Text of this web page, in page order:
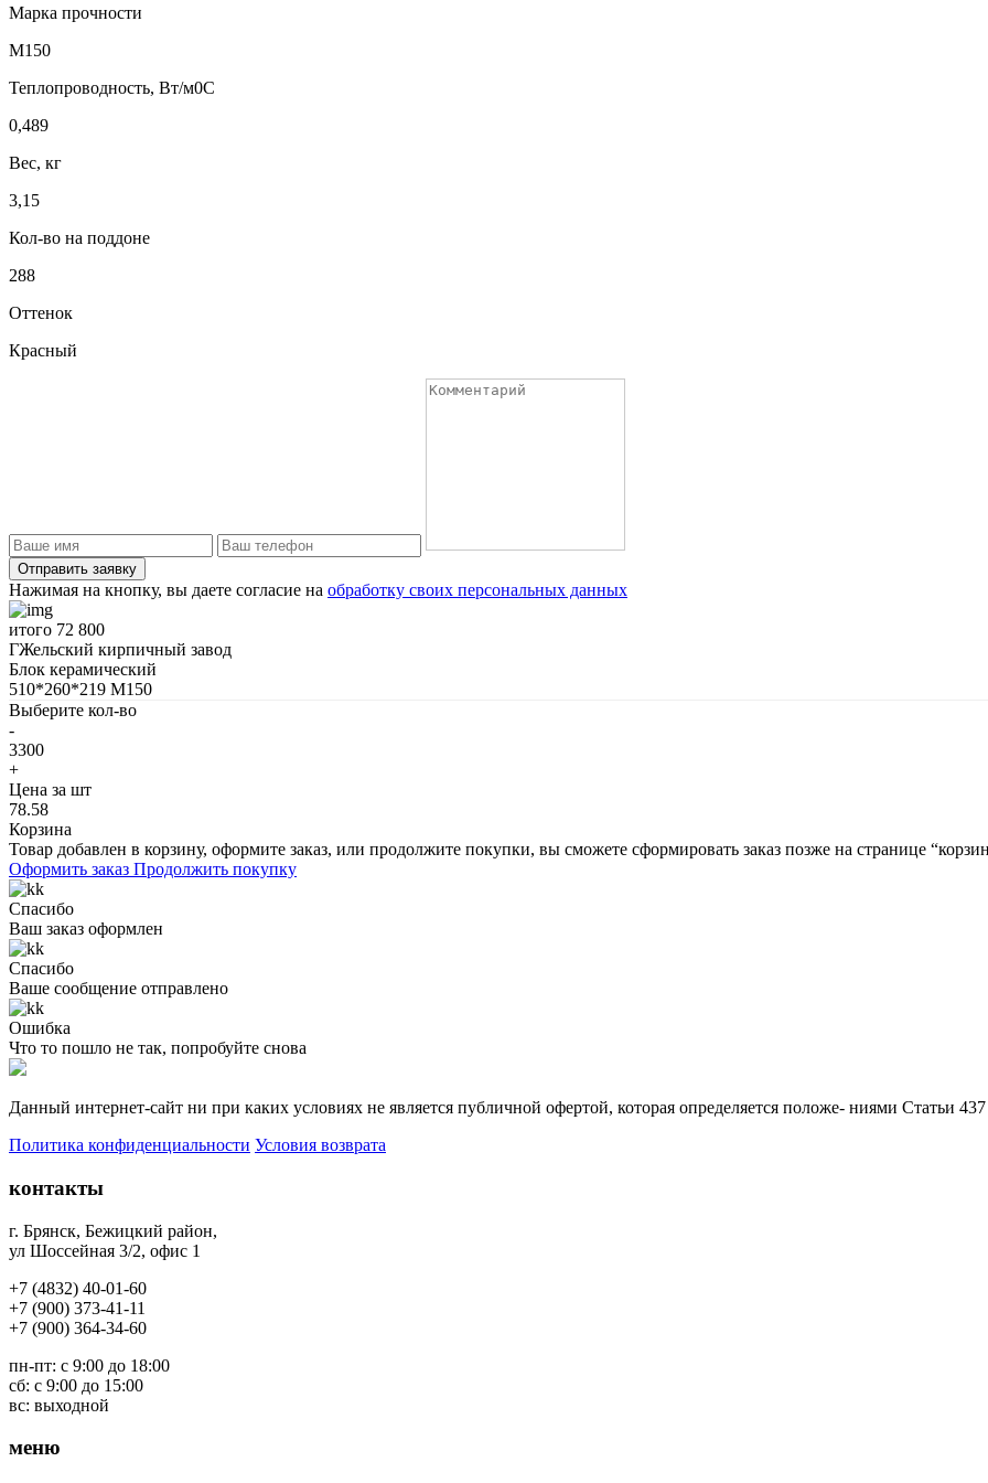
Марка прочности
М150
Теплопроводность, Вт/м0С
0,489
Вес, кг
3,15
Кол-во на поддоне
288
Оттенок
Красный
Нажимая на кнопку, вы даете согласие на обработку своих персональных данных
итого 72 800
ГЖельский кирпичный завод
Блок керамический
510*260*219 М150
Выберите кол-во
-
3300
+
Цена за шт
78.58
Корзина
Товар добавлен в корзину, оформите заказ, или продолжите покупки, вы сможете сформировать заказ позже на странице
Оформить заказ Продолжить покупку
Спасибо
Ваш заказ оформлен
Спасибо
Ваше сообщение отправлено
Ошибка
Что то пошло не так, попробуйте снова
Данный интернет-сайт ни при каких условиях не является публичной офертой, которая определяется положе- ниями Статьи
Политика конфиденциальности Условия возврата
контакты
г. Брянск, Бежицкий район,
ул Шоссейная 3/2, офис 1
+7 (4832) 40-01-60
+7 (900) 373-41-11
+7 (900) 364-34-60
пн-пт: с 9:00 до 18:00
сб: с 9:00 до 15:00
вс: выходной
меню